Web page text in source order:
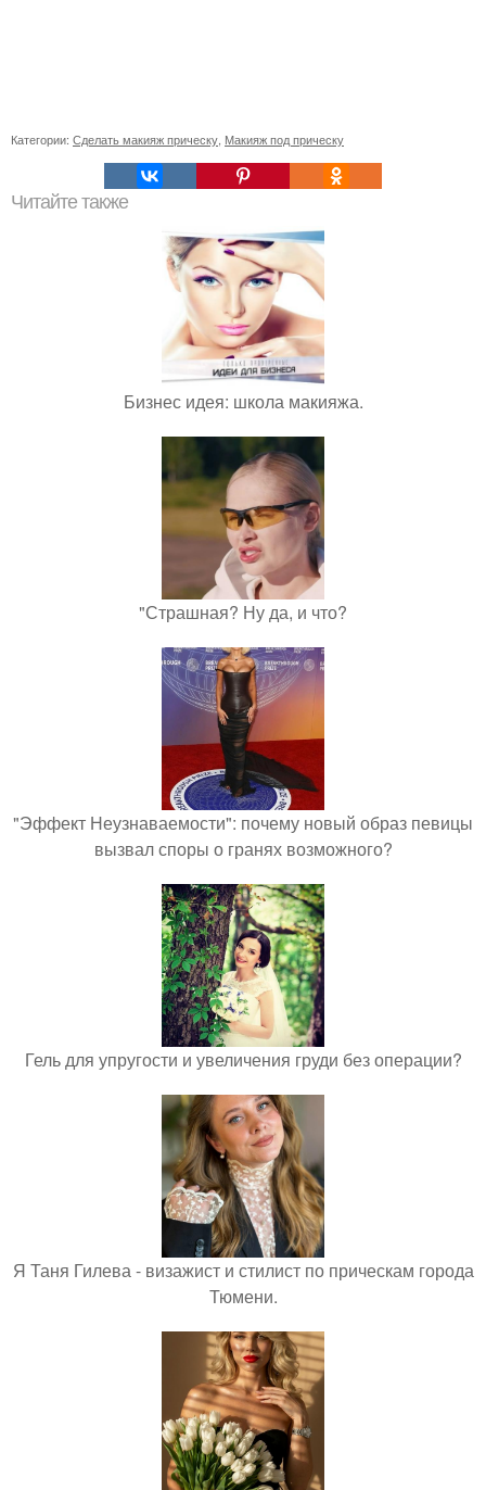
Категории: Сделать макияж прическу Макияж под прическу
Читайте также
Бизнес идея: школа макияжа.
"Страшная? Ну да, и что?
"Эффект Неузнаваемости": почему новый образ певицы
вызвал споры о гранях возможного?
Гель для упругости и увеличения груди без операции?
Я Таня Гилева - визажист и стилист по прическам города
Тюмени.